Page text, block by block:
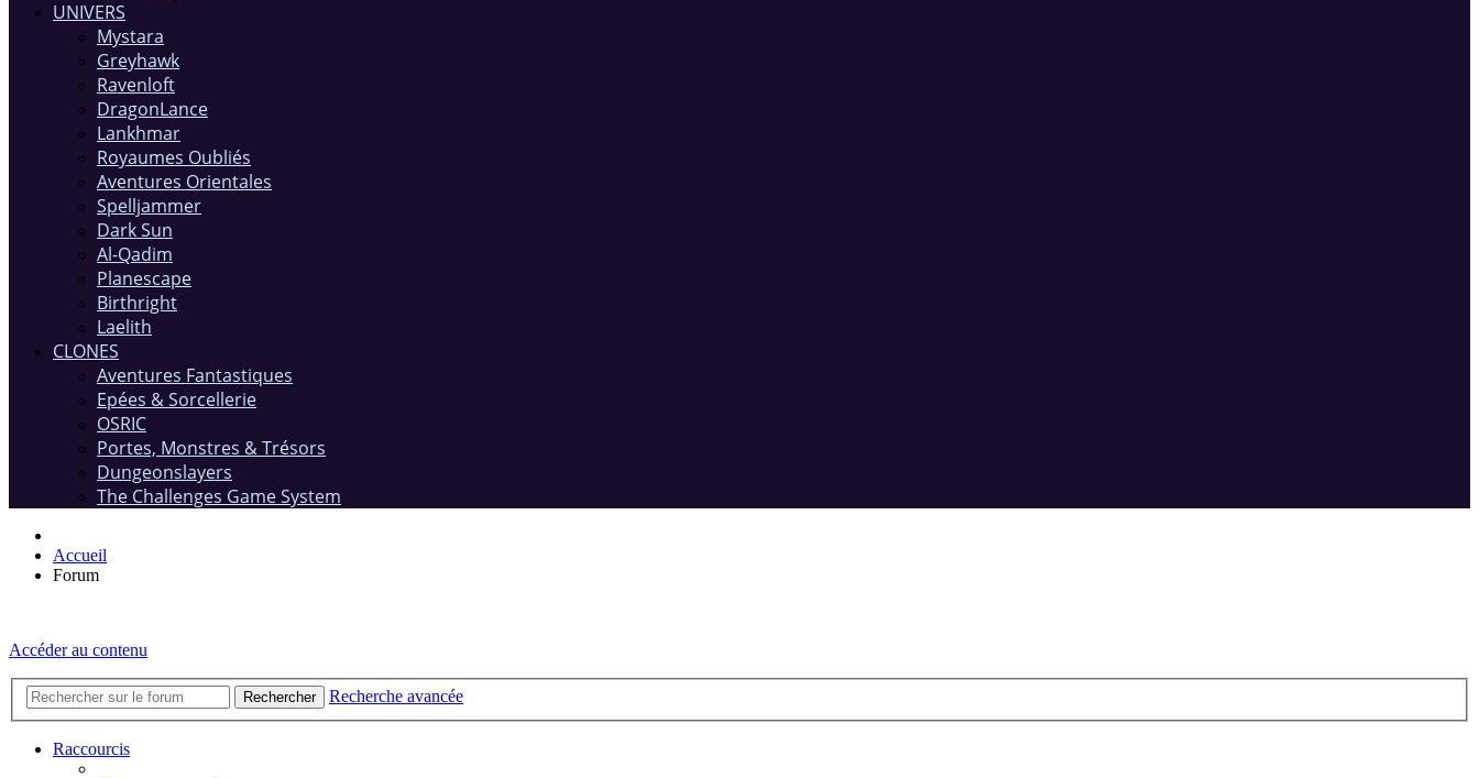
UNIVERS
Mystara
Greyhawk
Ravenloft
DragonLance
Lankhmar
Royaumes Oubliés
Aventures Orientales
Spelljammer
Dark Sun
Al-Qadim
Planescape
Birthright
Laelith
CLONES
Aventures Fantastiques
Epées & Sorcellerie
OSRIC
Portes, Monstres & Trésors
Dungeonslayers
The Challenges Game System
Accueil
Forum
Accéder au contenu
Rechercher Recherche avancée
Raccourcis